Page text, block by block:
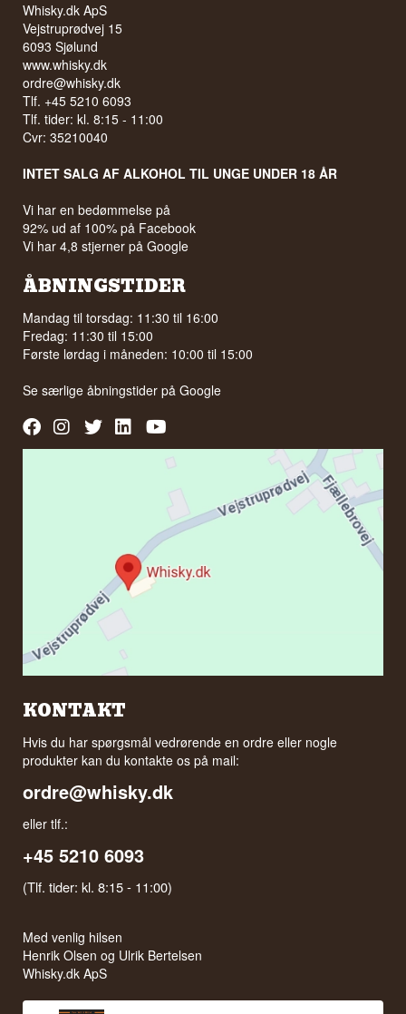
Whisky.dk ApS
Vejstruprødvej 15
6093 Sjølund
www.whisky.dk
ordre@whisky.dk
Tlf. +45 5210 6093
Tlf. tider: kl. 8:15 - 11:00
Cvr: 35210040
INTET SALG AF ALKOHOL TIL UNGE UNDER 18 ÅR
Vi har en bedømmelse på
92% ud af 100% på Facebook
Vi har 4,8 stjerner på Google
ÅBNINGSTIDER
Mandag til torsdag: 11:30 til 16:00
Fredag: 11:30 til 15:00
Første lørdag i måneden: 10:00 til 15:00
Se særlige åbningstider påGoogle
KONTAKT
Hvis du har spørgsmål vedrørende en ordre eller nogle
produkter kan du kontakte os på mail:
ordre@whisky.dk
eller tlf.:
+45 5210 6093
(Tlf. tider: kl. 8:15 - 11:00)
Med venlig hilsen
Henrik Olsen og Ulrik Bertelsen
Whisky.dk ApS